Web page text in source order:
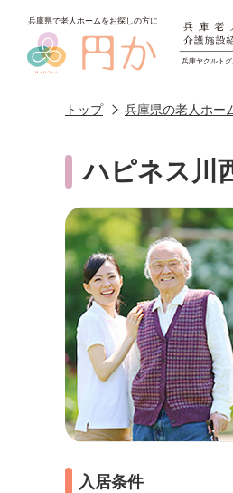
施設選びのポイ
アクセス
トップ 兵庫県の老人ホー
ハピネス川
入居条件